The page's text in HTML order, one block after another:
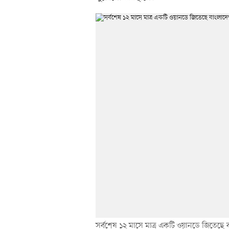
সর্বশেষ ১২ মাসে মাত্র একটি ওয়ানডে জিতেছে